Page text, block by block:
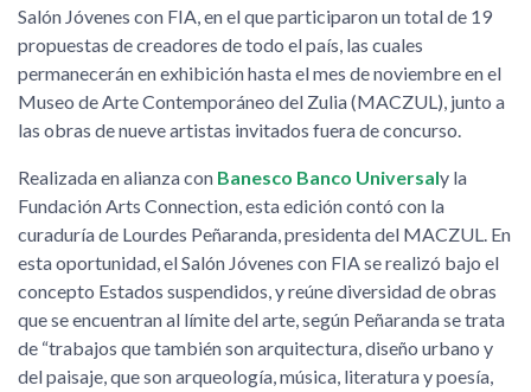
Salón Jóvenes con FIA, en el que participaron un total de 19
propuestas de creadores de todo el país, las cuales
permanecerán en exhibición hasta el mes de noviembre en el
Museo de Arte Contemporáneo del Zulia (MACZUL), junto a
las obras de nueve artistas invitados fuera de concurso.
Realizada en alianza con Banesco Banco Universaly la
Fundación Arts Connection, esta edición contó con la
curaduría de Lourdes Peñaranda, presidenta del MACZUL. En
esta oportunidad, el Salón Jóvenes con FIA se realizó bajo el
concepto Estados suspendidos, y reúne diversidad de obras
que se encuentran al límite del arte, según Peñaranda se trata
de trabajos que también son arquitectura, diseño urbano y
del paisaje, que son arqueología, música, literatura y poesía,